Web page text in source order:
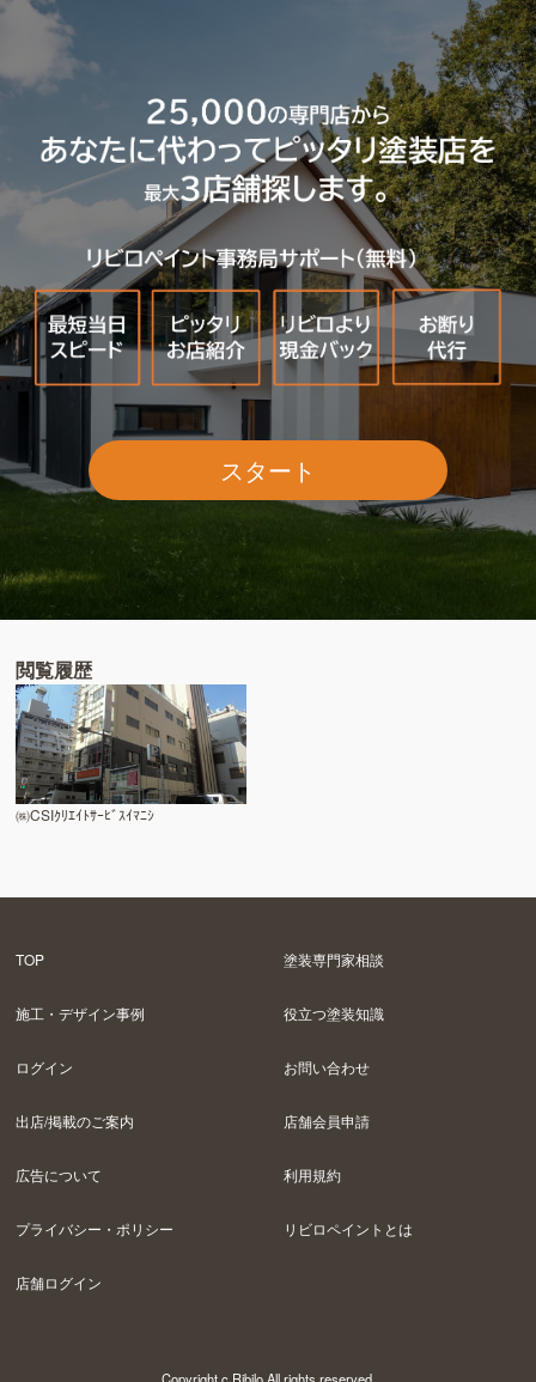
スタート
閲覧履歴
㈱CSIｸﾘｴｲﾄｻｰﾋﾞｽｲﾏﾆｼ
TOP 塗装専門家相談
施工・デザイン事例 役立つ塗装知識
ログイン お問い合わせ
出店/掲載のご案内 店舗会員申請
広告について 利用規約
プライバシー・ポリシー リビロペイントとは
店舗ログイン